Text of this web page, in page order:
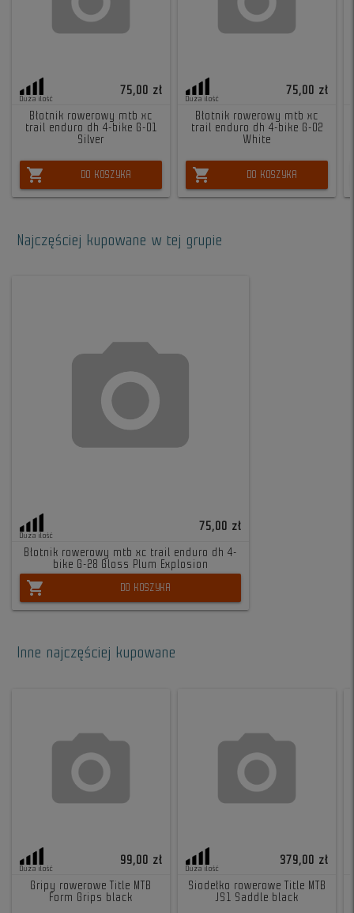
Duża ilość
75,00 zł
Błotnik rowerowy mtb xc
trail enduro dh 4-bike G-01
Silver
shopping_cart DO KOSZYKA
Duża ilość
75,00 zł
Błotnik rowerowy mtb xc
trail enduro dh 4-bike G-02
White
shopping_cart DO KOSZYKA
Najczęściej kupowane w tej grupie
Duża ilość
75,00 zł
Błotnik rowerowy mtb xc trail enduro dh 4-
bike G-28 Gloss Plum Explosion
shopping_cart DO KOSZYKA
Inne najczęściej kupowane
Duża ilość
99,00 zł
Gripy rowerowe Title MTB
Form Grips black
Duża ilość
379,00 zł
Siodełko rowerowe Title MTB
JS1 Saddle black